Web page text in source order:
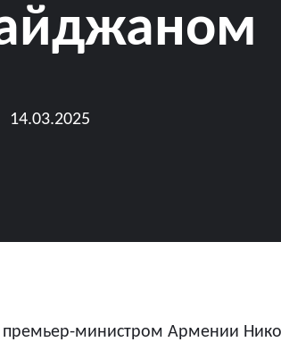
14.03.2025
премьер-министром Армении